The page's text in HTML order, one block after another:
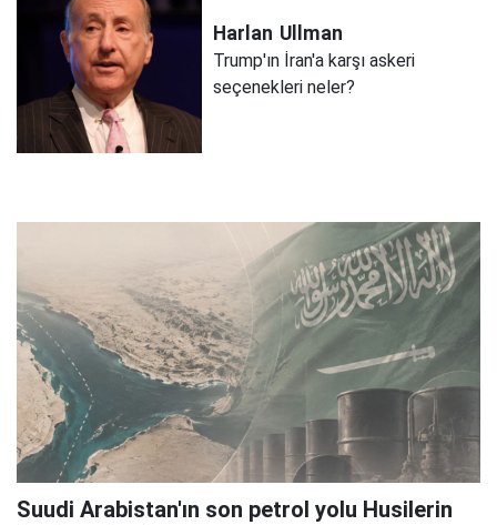
Harlan Ullman
Trump'ın İran'a karşı askeri
seçenekleri neler?
Suudi Arabistan'ın son petrol yolu Husilerin